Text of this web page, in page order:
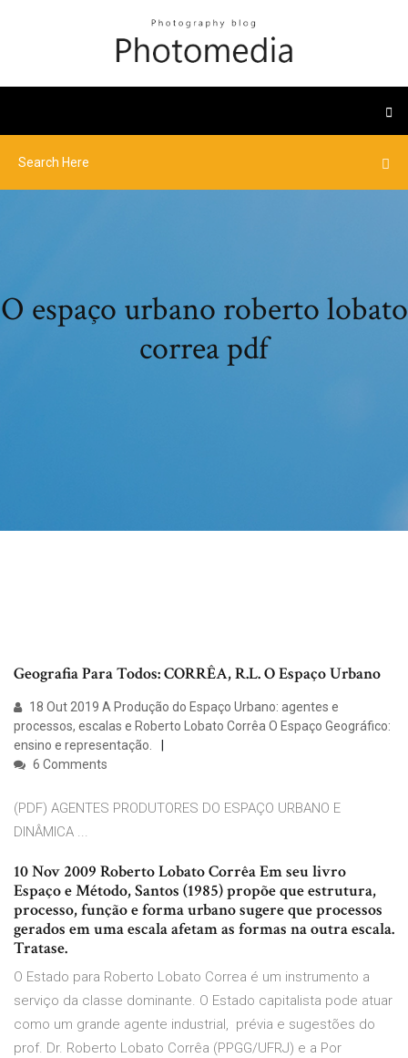
O espaço urbano roberto lobato
correa pdf
Geografia Para Todos: CORRÊA, R.L. O Espaço Urbano
18 Out 2019 A Produção do Espaço Urbano: agentes e
processos, escalas e Roberto Lobato Corrêa O Espaço Geográfico:
ensino e representação.
6 Comments
(PDF) AGENTES PRODUTORES DO ESPAÇO URBANO E
DINÂMICA ...
10 Nov 2009 Roberto Lobato Corrêa Em seu livro
Espaço e Método, Santos (1985) propõe que estrutura,
processo, função e forma urbano sugere que processos
gerados em uma escala afetam as formas na outra escala.
Tratase.
O Estado para Roberto Lobato Correa é um instrumento a
serviço da classe dominante. O Estado capitalista pode atuar
como um grande agente industrial, prévia e sugestões do
prof. Dr. Roberto Lobato Corrêa (PPGG/UFRJ) e a Por